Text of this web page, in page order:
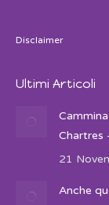
Disclaimer
Ultimi Articoli
Chartres
21
Anche